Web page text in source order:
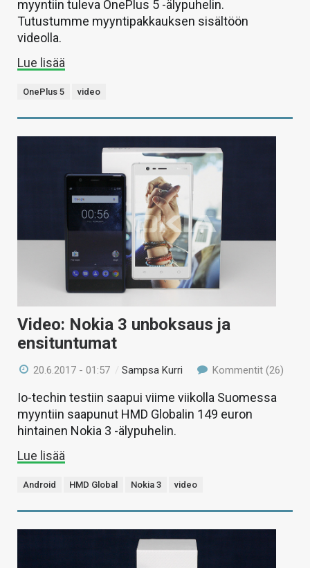
myyntiin tuleva OnePlus 5 -älypuhelin.
Tutustumme myyntipakkauksen sisältöön
videolla.
Lue lisää
OnePlus 5 video
Video: Nokia 3 unboksaus ja
ensituntumat
20.6.2017 - 01:57 /Sampsa Kurri Kommentit (26)
Io-techin testiin saapui viime viikolla Suomessa
myyntiin saapunut HMD Globalin 149 euron
hintainen Nokia 3 -älypuhelin.
Lue lisää
Android HMD Global Nokia 3 video